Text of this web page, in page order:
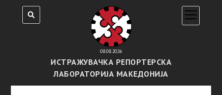
08.08.2026
ИСТРАЖУВАЧКА РЕПОРТЕРСКА
ЛАБОРАТОРИЈА МАКЕДОНИЈА
open
menu